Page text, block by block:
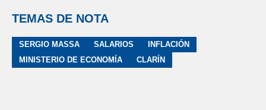
TEMAS DE NOTA
SERGIO MASSA SALARIOS
INFLACIÓN
MINISTERIO DE ECONOMÍA
CLARÍN